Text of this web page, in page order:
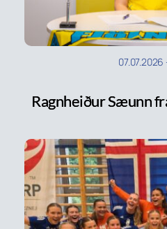
07.07.2026
Ragnheiður Sæunn